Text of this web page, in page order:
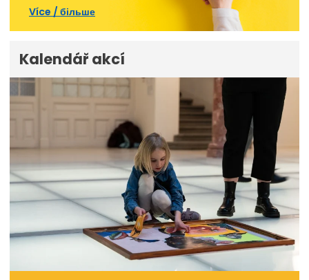
Více / більше
Kalendář akcí